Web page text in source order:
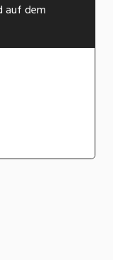
auf dem